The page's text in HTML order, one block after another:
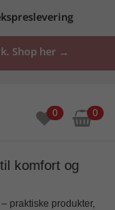
Shop her →
0 0
komfort og
– praktiske produkter,